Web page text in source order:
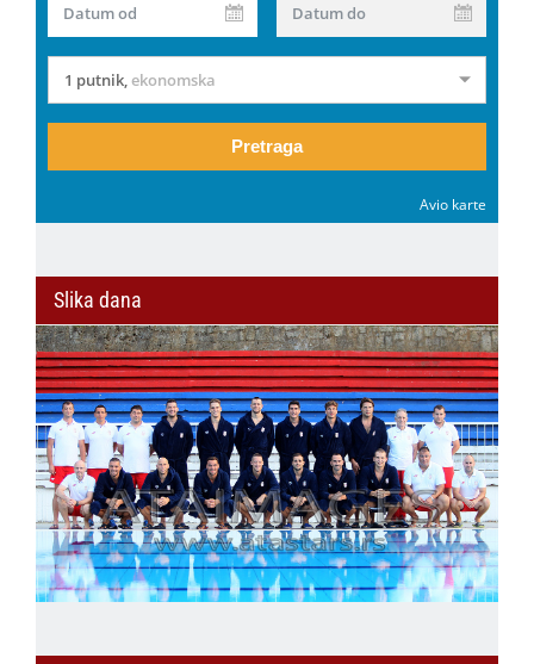
Datum od Datum do
1 putnik,ekonomska
Pretraga
Avio karte
Slika dana